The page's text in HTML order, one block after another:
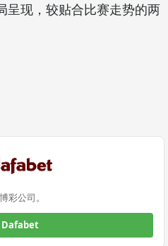
呈现，较贴合比赛走势的两
彩公司。
Dafabet